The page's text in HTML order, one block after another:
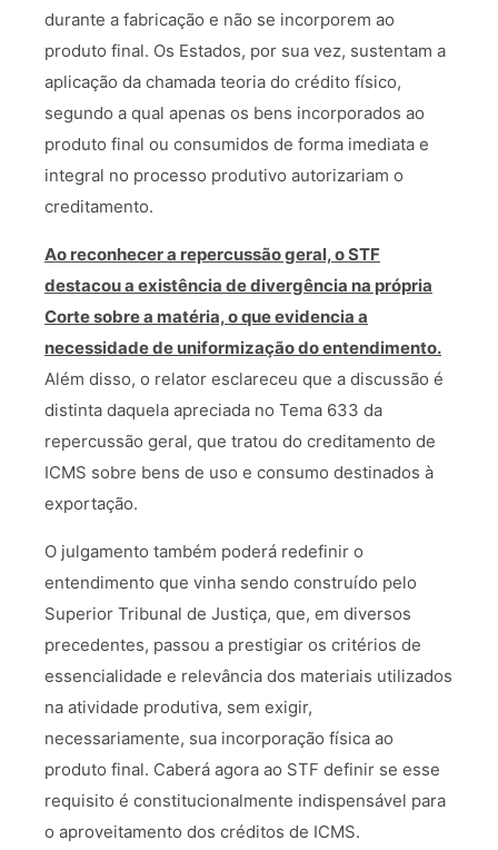
durante a fabricação e não se incorporem ao
produto final. Os Estados, por sua vez, sustentam a
aplicação da chamada teoria do crédito físico,
segundo a qual apenas os bens incorporados ao
produto final ou consumidos de forma imediata e
integral no processo produtivo autorizariam o
creditamento.
Ao reconhecer a repercussão geral, o STF
destacou a existência de divergência na própria
Corte sobre a matéria, o que evidencia a
necessidade de uniformização do entendimento.
Além disso, o relator esclareceu que a discussão é
distinta daquela apreciada no Tema 633 da
repercussão geral, que tratou do creditamento de
ICMS sobre bens de uso e consumo destinados à
exportação.
O julgamento também poderá redefinir o
entendimento que vinha sendo construído pelo
Superior Tribunal de Justiça, que, em diversos
precedentes, passou a prestigiar os critérios de
essencialidade e relevância dos materiais utilizados
na atividade produtiva, sem exigir,
necessariamente, sua incorporação física ao
produto final. Caberá agora ao STF definir se esse
requisito é constitucionalmente indispensável para
o aproveitamento dos créditos de ICMS.